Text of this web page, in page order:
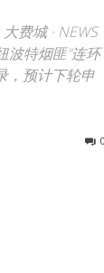
费城 · NEWS
波特烟匪”连环
，预计下轮申
0